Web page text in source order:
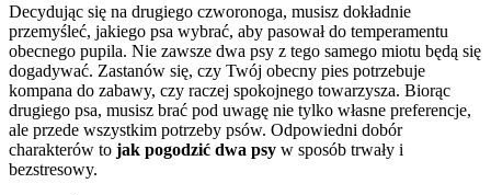
Decydując się na drugiego czworonoga, musisz dokładnie
przemyśleć, jakiego psa wybrać, aby pasował do temperamentu
obecnego pupila. Nie zawsze dwa psy z tego samego miotu będą się
dogadywać. Zastanów się, czy Twój obecny pies potrzebuje
kompana do zabawy, czy raczej spokojnego towarzysza. Biorąc
drugiego psa, musisz brać pod uwagę nie tylko własne preferencje,
ale przede wszystkim potrzeby psów. Odpowiedni dobór
charakterów to jak pogodzić dwa psy w sposób trwały i
bezstresowy.